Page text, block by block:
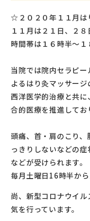
☆２０２０年１１月は
１１月は２１日、２８
時間帯は１６時半～１
当院では院内セラピ
よるはり灸マッサージ
西洋医学的治療と共
合的医療を推進してお
頭痛、首・肩のこり
っきりしないなどの
などが受けられます。
毎月土曜日16時半か
尚、新型コロナウイ
気を行っています。